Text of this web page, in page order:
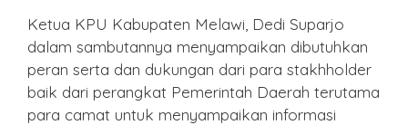
Ketua KPU Kabupaten Melawi, Dedi Suparjo
dalam sambutannya menyampaikan dibutuhkan
peran serta dan dukungan dari para stakhholder
baik dari perangkat Pemerintah Daerah terutama
para camat untuk menyampaikan informasi